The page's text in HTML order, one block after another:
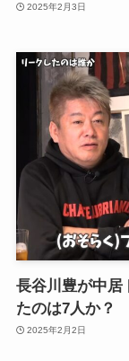
2025年2月3日
長谷川豊が中居
たのは7人か？
2025年2月2日